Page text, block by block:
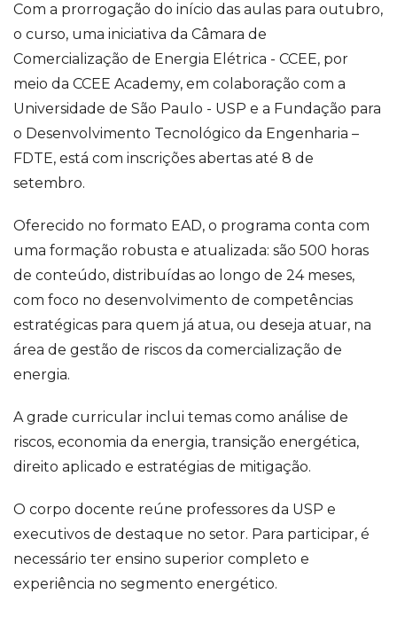
Com a prorrogação do início das aulas para outubro,
o curso, uma iniciativa da Câmara de
Comercialização de Energia Elétrica - CCEE, por
meio da CCEE Academy, em colaboração com a
Universidade de São Paulo - USP e a Fundação para
o Desenvolvimento Tecnológico da Engenharia –
FDTE, está com inscrições abertas até 8 de
setembro.
Oferecido no formato EAD, o programa conta com
uma formação robusta e atualizada: são 500 horas
de conteúdo, distribuídas ao longo de 24 meses,
com foco no desenvolvimento de competências
estratégicas para quem já atua, ou deseja atuar, na
área de gestão de riscos da comercialização de
energia.
A grade curricular inclui temas como análise de
riscos, economia da energia, transição energética,
direito aplicado e estratégias de mitigação.
O corpo docente reúne professores da USP e
executivos de destaque no setor. Para participar, é
necessário ter ensino superior completo e
experiência no segmento energético.